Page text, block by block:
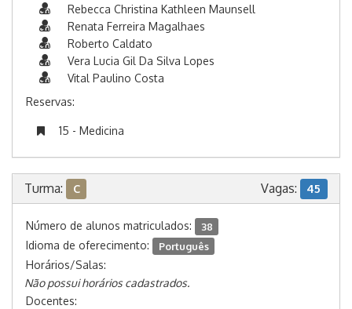
Rebecca Christina Kathleen Maunsell
Renata Ferreira Magalhaes
Roberto Caldato
Vera Lucia Gil Da Silva Lopes
Vital Paulino Costa
Reservas:
15 - Medicina
Turma: C Vagas: 45
Número de alunos matriculados: 38
Idioma de oferecimento: Português
Horários/Salas:
Não possui horários cadastrados.
Docentes: